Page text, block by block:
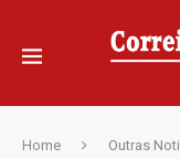
Home Outras